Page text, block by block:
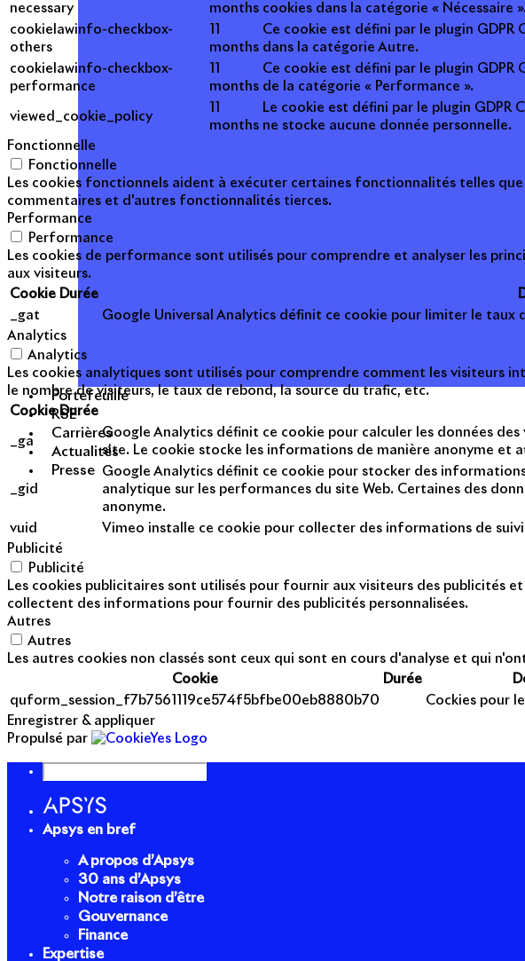
Portefeuille
RSE
Carrières
Actualités
Presse
necessary
months cookies dans la catégorie « Nécessaire
cookielawinfo-checkbox-
others
months
Ce cookie est défini par le plugin
dans la catégorie Autre.
cookielawinfo-checkbox-
performance
months
Ce cookie est défini par le plugin
de la catégorie « Performance ».
viewed_cookie_policy
months
Le cookie est défini par le plugin
ne stocke aucune donnée personnelle.
Fonctionnelle
Fonctionnelle
Les cookies fonctionnels aident à exécuter certaines fonctionnalités telles
commentaires et d'autres fonctionnalités tierces.
Performance
Performance
Les cookies de performance sont utilisés pour comprendre et analyser les
aux visiteurs.
Cookie Durée
_gat
Google Universal Analytics définit ce cookie pour limiter le
Analytics
Analytics
Les cookies analytiques sont utilisés pour comprendre comment les visiteurs
le nombre de visiteurs, le taux de rebond, la source du trafic, etc.
Cookie Durée
_ga
Google Analytics définit ce cookie pour calculer les données
site. Le cookie stocke les informations de manière anonyme et
_gid
Google Analytics définit ce cookie pour stocker des
analytique sur les performances du site Web. Certaines des
anonyme.
vuid
Vimeo installe ce cookie pour collecter des informations de
Publicité
Publicité
Les cookies publicitaires sont utilisés pour fournir aux visiteurs des publicités
collectent des informations pour fournir des publicités personnalisées.
Autres
Autres
Les autres cookies non classés sont ceux qui sont en cours d'analyse et qui
Cookie
Durée
quform_session_f7b7561119ce574f5bfbe00eb8880b70
Cockies pour
Enregistrer & appliquer
Propulsé par
Apsys en bref
A propos d’Apsys
30 ans d’Apsys
Notre raison d’être
Gouvernance
Finance
Expertise